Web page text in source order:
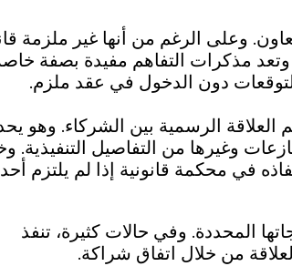
وعلى الرغم من أنها غير ملزمة
وتعد مذكرات التفاهم مفيدة بصفة
دون الدخول في عقد ملزم.
العلاقة الرسمية بين الشركاء. وهو
وغيرها من التفاصيل التنفيذية.
في محكمة قانونية إذا لم يلتزم أحد
المحددة. وفي حالات كثيرة، تنفذ
من خلال اتفاق شراكة.